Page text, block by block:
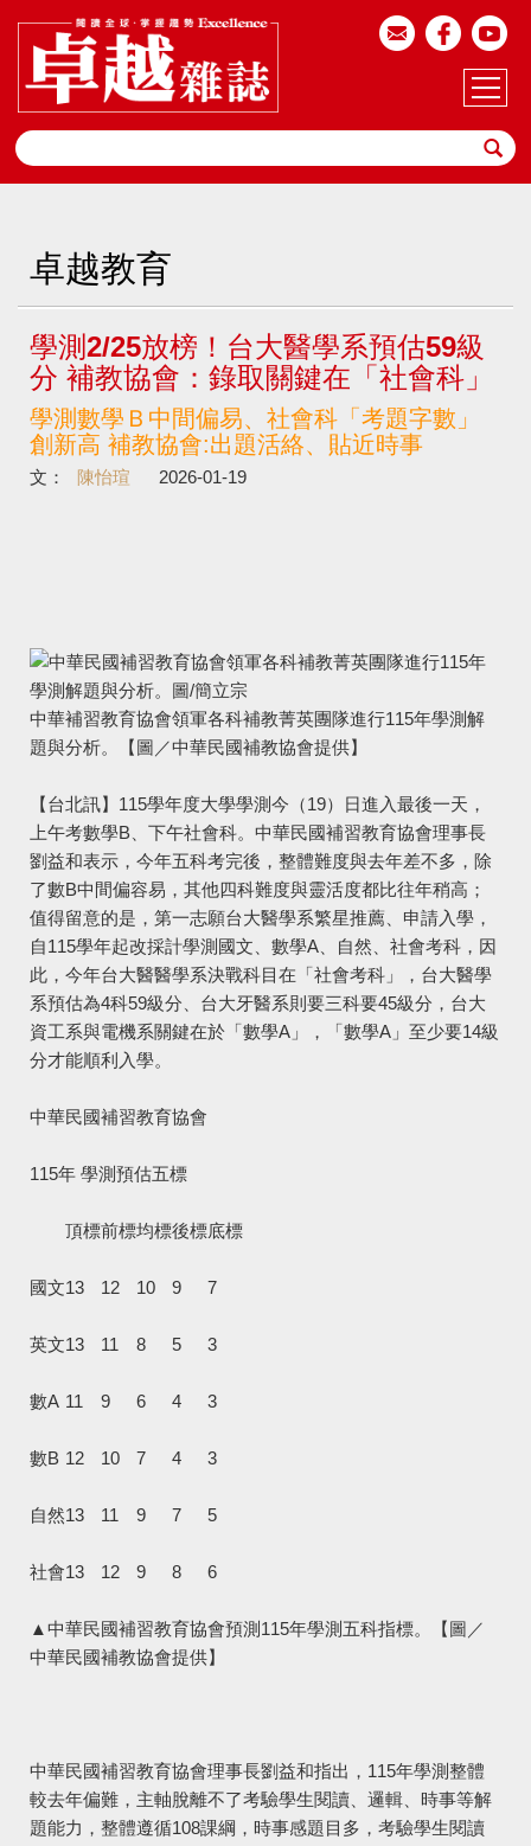
卓越教育
學測2/25放榜！台大醫學系預估59級
分 補教協會：錄取關鍵在「社會科」
學測數學Ｂ中間偏易、社會科「考題字數」
創新高 補教協會:出題活絡、貼近時事
文： 陳怡瑄 2026-01-19
中華補習教育協會領軍各科補教菁英團隊進行115年學測解
題與分析。【圖／中華民國補教協會提供】
【台北訊】115學年度大學學測今（19）日進入最後一天，
上午考數學B、下午社會科。中華民國補習教育協會理事長
劉益和表示，今年五科考完後，整體難度與去年差不多，除
了數B中間偏容易，其他四科難度與靈活度都比往年稍高；
值得留意的是，第一志願台大醫學系繁星推薦、申請入學，
自115學年起改採計學測國文、數學A、自然、社會考科，因
此，今年台大醫醫學系決戰科目在「社會考科」，台大醫學
系預估為4科59級分、台大牙醫系則要三科要45級分，台大
資工系與電機系關鍵在於「數學A」，「數學A」至少要14級
分才能順利入學。
中華民國補習教育協會
115年 學測預估五標
頂標前標均標後標底標
國文13 12 10 9 7
英文13 11 8 5 3
數A 11 9 6 4 3
數B 12 10 7 4 3
自然13 11 9 7 5
社會13 12 9 8 6
▲中華民國補習教育協會預測115年學測五科指標。【圖／
中華民國補教協會提供】
中華民國補習教育協會理事長劉益和指出，115年學測整體
較去年偏難，主軸脫離不了考驗學生閱讀、邏輯、時事等解
題能力，整體遵循108課綱，時事感題目多，考驗學生閱讀